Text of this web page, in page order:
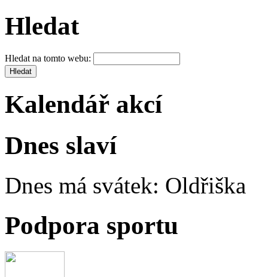
Hledat
Hledat na tomto webu:
Kalendář akcí
Dnes slaví
Dnes má svátek: Oldřiška
Podpora sportu